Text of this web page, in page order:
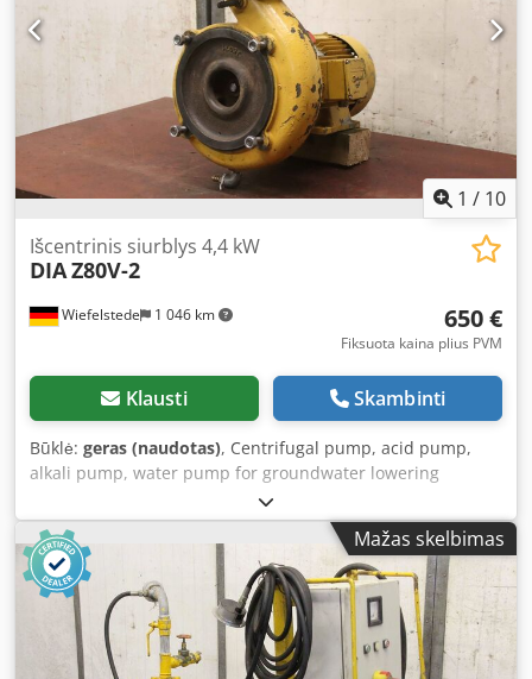
1 / 10
Wiefelstede 1 046 km
Išcentrinis siurblys 4,4 kW
DIAZ80V-2
650 €
Fiksuota kaina plius PVM
Klausti Skambinti
Būklė: geras (naudotas), Centrifugal pump, acid pump,
alkali pump, water pump for groundwater lowering
applications -Manufacturer: DIA, Centrifugal pump Type
Z80V-2 -Motor: Bauknecht 4.4 kW Codpfx Aovvt Nrjqgsrf -
Capacity: m³/h -Pipe connection inlet: Ø 80 mm -Pipe
connection outlet: Ø 95 mm -Quantity: 2 units available -
Price: per unit -Dimensions: 540/360/H700 mm -Weight: 96
Mažas skelbimas